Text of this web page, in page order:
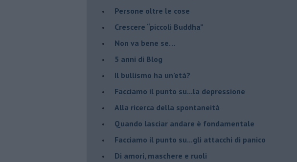
​Persone oltre le cose
​Crescere “piccoli Buddha”
Non va bene se…
​5 anni di Blog
​Il bullismo ha un’età?
Facciamo il punto su...la depressione
​Alla ricerca della spontaneità
​Quando lasciar andare è fondamentale
Facciamo il punto su...gli attacchi di panico
Di amori, maschere e ruoli